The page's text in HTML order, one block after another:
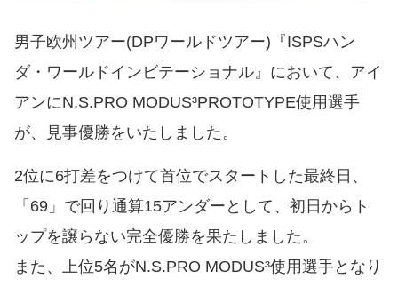
男子欧州ツアー(DPワールドツアー)『ISPSハン
ダ・ワールドインビテーショナル』において、アイ
アンにN.S.PRO MODUS³PROTOTYPE使用選手
が、見事優勝をいたしました。
2位に6打差をつけて首位でスタートした最終日、
「69」で回り通算15アンダーとして、初日からト
ップを譲らない完全優勝を果たしました。
また、上位5名がN.S.PRO MODUS³使用選手となり